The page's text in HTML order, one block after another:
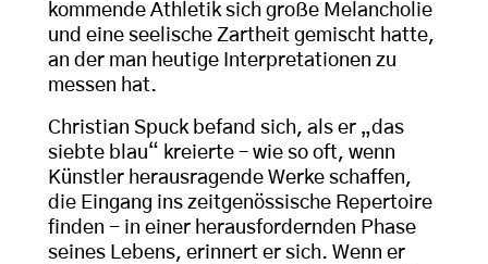
kommende Athletik sich große Melancholie
und eine seelische Zartheit gemischt hatte,
an der man heutige Interpretationen zu
messen hat.
Christian Spuck befand sich, als er „das
siebte blau“ kreierte – wie so oft, wenn
Künstler herausragende Werke schaffen,
die Eingang ins zeitgenössische Repertoire
finden - in einer herausfordernden Phase
seines Lebens, erinnert er sich. Wenn er